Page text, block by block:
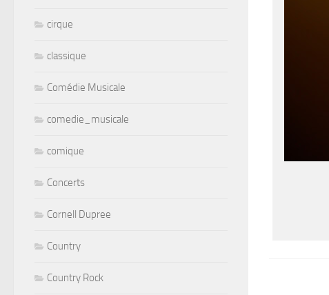
cirque
classique
Comédie Musicale
comedie_musicale
comique
Concerts
Cornell Dupree
Country
Country Rock